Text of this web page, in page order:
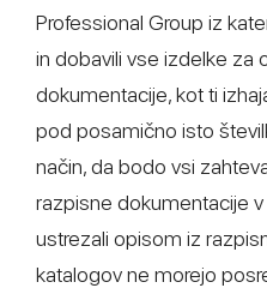
Professional Group iz
in dobavili vse izdelke za
dokumentacije, kot ti
pod posamično isto
način, da bodo vsi
razpisne dokumentacije
ustrezali opisom iz
katalogov ne morejo